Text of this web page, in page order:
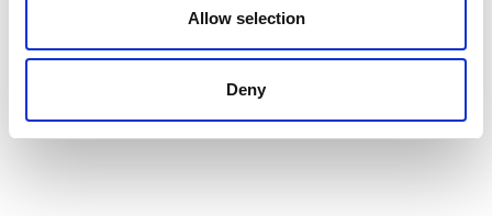
Allow selection
Deny